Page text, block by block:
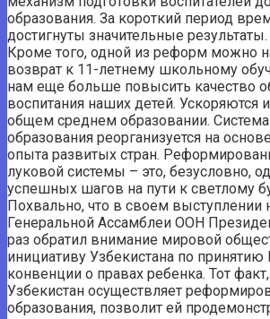
образования. За короткий период
достигнуты значительные результаты.
Кроме того, одной из реформ можно
возврат к 11-летнему школьному
нам еще больше повысить качество
воспитания наших детей. Ускоряются
общем среднем образовании.
образования реорганизуется на
опыта развитых стран.
луковой системы – это, безусловно,
успешных шагов на пути к светлому
Похвально, что в своем выступлении
Генеральной Ассамблеи ООН
раз обратил внимание мировой
инициативу Узбекистана по
конвенции о правах ребенка. Тот
Узбекистан осуществляет
образования, позволит ей